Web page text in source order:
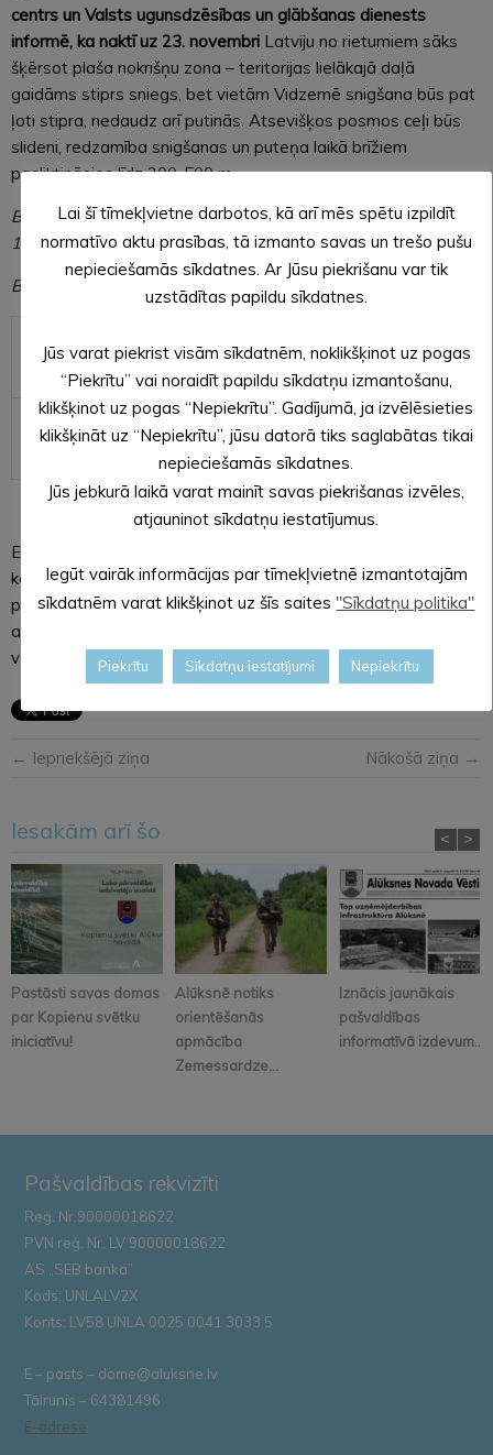
centrs un Valsts ugunsdzēsības un glābšanas dienests
informē, ka naktī uz 23. novembri Latviju no rietumiem sāks
šķērsot plaša nokrišņu zona – teritorijas lielākajā daļā
gaidāms stiprs sniegs, bet vietām Vidzemē snigšana būs pat
ļoti stipra, nedaudz arī putinās. Atsevišķos posmos ceļi būs
slideni, redzamība snigšanas un puteņa laikā brīžiem
pasliktināsies līdz 200-500 m.
Brīdinājums spēkā no plkst. 20.00 22.11.2023. līdz plkst.
10.00 23.11.2023.
Brīdinājuma līmenis:
DZELTENS
Hidrometeoroloģiskie
apstākļi nav bīstami
Esi
informēts!
Esi
gatavs!
Rīkojies!
ESI INFORMĒTS par gaidāmo snigšanas intensitāti, kas var
kavēt transporta kustību uz ceļiem, kā arī gājēju
pārvietošanos. Atsevišķos rajonos var tikt traucētas āra
aktivitātes. Esi uzmanīgs gan ejot, gan arī braucot ar divriteni
vai automašīnu!
← Iepriekšējā ziņa Nākošā ziņa →
Iesakām arī šo
Pastāsti savas domas
par Kopienu svētku
iniciatīvu!
Alūksnē notiks
orientēšanās
apmācība
Zemessardze...
Iznācis jaunākais
pašvaldības
informatīvā izdevum...
< >
Pašvaldības rekvizīti
Reģ. Nr.90000018622
PVN reģ. Nr. LV 90000018622
AS „SEB banka”
Kods: UNLALV2X
Konts: LV58 UNLA 0025 0041 3033 5
E – pasts – dome@aluksne.lv
Tālrunis – 64381496
E-adrese
Lai šī tīmekļvietne darbotos, kā arī mēs spētu izpildīt
normatīvo aktu prasības, tā izmanto savas un trešo pušu
nepieciešamās sīkdatnes. Ar Jūsu piekrišanu var tik
uzstādītas papildu sīkdatnes.
Jūs varat piekrist visām sīkdatnēm, noklikšķinot uz pogas
“Piekrītu” vai noraidīt papildu sīkdatņu izmantošanu,
klikšķinot uz pogas “Nepiekrītu”. Gadījumā, ja izvēlēsieties
klikšķināt uz “Nepiekrītu”, jūsu datorā tiks saglabātas tikai
nepieciešamās sīkdatnes.
Jūs jebkurā laikā varat mainīt savas piekrišanas izvēles,
atjauninot sīkdatņu iestatījumus.
Iegūt vairāk informācijas par tīmekļvietnē izmantotajām
sīkdatnēm varat klikšķinot uz šīs saites "Sīkdatņu politika"
Piekrītu Sīkdatņu iestatījumi Nepiekrītu